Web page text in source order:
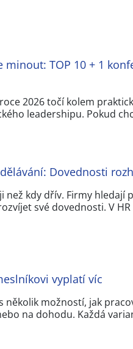
minout: TOP 10 + 1
2026 točí kolem
leadershipu. Pokud
Dovednosti
než kdy dřív. Firmy hledají
své dovednosti. V
vyplatí víc
několik možností, jak
na dohodu. Každá